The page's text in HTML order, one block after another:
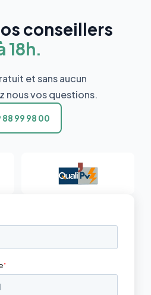
conseillers
18h.
et sans aucun
nous vos questions.
88 99 98 00